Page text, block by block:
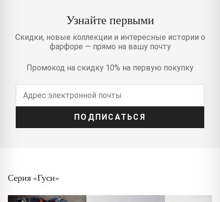
Узнайте первыми
Скидки, новые коллекции и интересные истории о
фарфоре — прямо на вашу почту
Промокод на скидку 10% на первую покупку
ПОДПИСАТЬСЯ
Серия «Гуси»